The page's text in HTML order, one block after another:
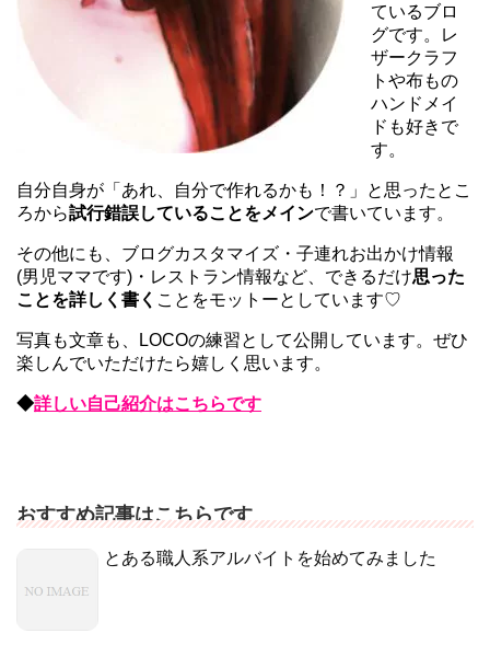
ているブロ
グです。レ
ザークラフ
トや布もの
ハンドメイ
ドも好きで
す。
自分自身が「あれ、自分で作れるかも！？」と思ったとこ
ろから試行錯誤していることをメインで書いています。
その他にも、ブログカスタマイズ・子連れお出かけ情報
(男児ママです)・レストラン情報など、できるだけ思った
ことを詳しく書く ことをモットーとしています♡
写真も文章も、LOCOの練習として公開しています。ぜひ
楽しんでいただけたら嬉しく思います。
◆詳しい自己紹介はこちらです
おすすめ記事はこちらです
とある職人系アルバイトを始めてみました